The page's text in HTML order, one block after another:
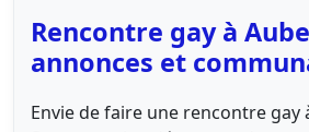
Rencontre gay à
annonces et
Envie de faire une rencontre gay